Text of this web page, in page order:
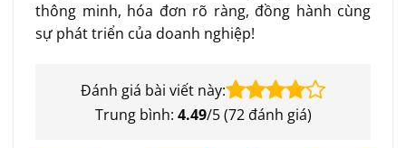
thông minh, hóa đơn rõ ràng, đồng hành cùng
sự phát triển của doanh nghiệp!
Đánh giá bài viết này:
Trung bình: 4.49/5 (72đánh giá)